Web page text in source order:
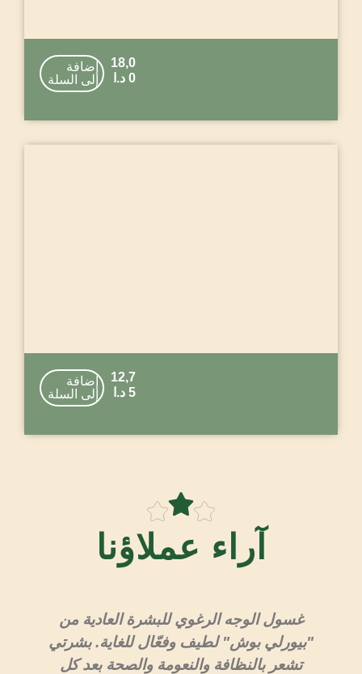
18,0
0 د.ا
إضافة
إلى السلة
12,7
5 د.ا
إضافة
إلى السلة
آراء عملاؤنا
غسول الوجه الرغوي للبشرة العادية من
"بيورلي بوش" لطيف وفعّال للغاية. بشرتي
تشعر بالنظافة والنعومة والصحة بعد كل